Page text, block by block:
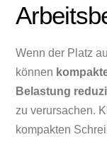
Wenn der Platz
können
Belastung
zu verursachen.
kompakten